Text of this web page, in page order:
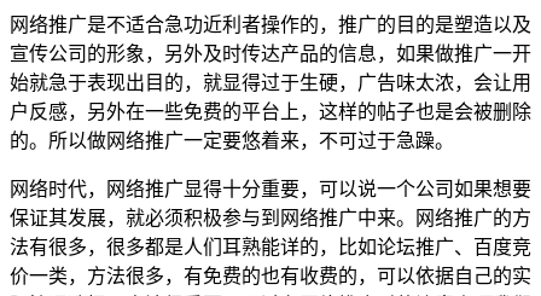
网络推广是不适合急功近利者操作的，推广的目的是塑造以及
宣传公司的形象，另外及时传达产品的信息，如果做推广一开
始就急于表现出目的，就显得过于生硬，广告味太浓，会让用
户反感，另外在一些免费的平台上，这样的帖子也是会被删除
的。所以做网络推广一定要悠着来，不可过于急躁。
网络时代，网络推广显得十分重要，可以说一个公司如果想要
保证其发展，就必须积极参与到网络推广中来。网络推广的方
法有很多，很多都是人们耳熟能详的，比如论坛推广、百度竞
价一类，方法很多，有免费的也有收费的，可以依据自己的实